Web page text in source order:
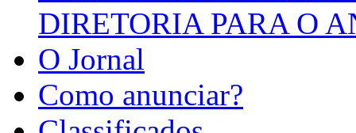
DIRETORIA PARA O
O Jornal
Como anunciar?